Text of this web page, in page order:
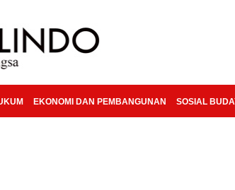
EKONOMI DAN PEMBANGUNAN SOSIAL